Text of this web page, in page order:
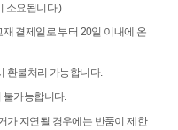
소요됩니다.)
결제일로 부터 20일 이내에 온
환불처리 가능합니다.
불가능합니다.
가 지연될 경우에는 반품이 제한